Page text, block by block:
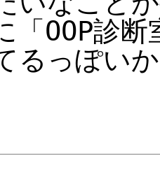
「OOP診
るっぽい